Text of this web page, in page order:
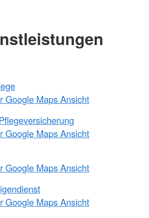
Google Maps Ansicht
Google Maps Ansicht
Google Maps Ansicht
Google Maps Ansicht